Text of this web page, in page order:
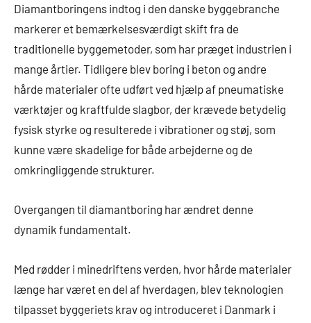
Diamantboringens indtog i den danske byggebranche
markerer et bemærkelsesværdigt skift fra de
traditionelle byggemetoder, som har præget industrien i
mange årtier. Tidligere blev boring i beton og andre
hårde materialer ofte udført ved hjælp af pneumatiske
værktøjer og kraftfulde slagbor, der krævede betydelig
fysisk styrke og resulterede i vibrationer og støj, som
kunne være skadelige for både arbejderne og de
omkringliggende strukturer.
Overgangen til diamantboring har ændret denne
dynamik fundamentalt.
Med rødder i minedriftens verden, hvor hårde materialer
længe har været en del af hverdagen, blev teknologien
tilpasset byggeriets krav og introduceret i Danmark i